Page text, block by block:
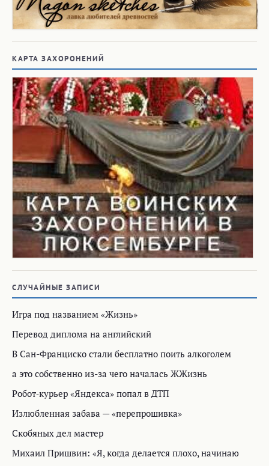
КАРТА ЗАХОРОНЕНИЙ
СЛУЧАЙНЫЕ ЗАПИСИ
Игра под названием «Жизнь»
Перевод диплома на английский
В Сан-Франциско стали бесплатно поить алкоголем
а это собственно из-за чего началась ЖЖизнь
Робот‑курьер «Яндекса» попал в ДТП
Излюбленная забава — «перепрошивка»
Скобяных дел мастер
Михаил Пришвин: «Я, когда делается плохо, начинаю